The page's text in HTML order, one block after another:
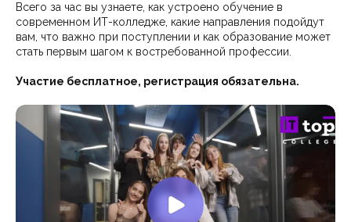
Всего за час вы узнаете, как устроено обучение в
современном ИТ-колледже, какие направления подойдут
вам, что важно при поступлении и как образование может
стать первым шагом к востребованной профессии.
Участие бесплатное, регистрация обязательна.